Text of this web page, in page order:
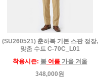
(SU260521) 춘하복 기본 스판 정장,
맞춤 수트 C-70C_L01
착용시즌: 봄여름 가을 겨울
348,000원